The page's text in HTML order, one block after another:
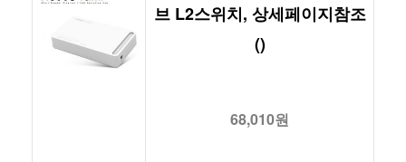
브 L2스위치, 상세페이지참조
()
68,010원